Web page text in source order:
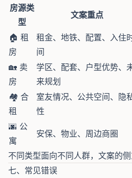
房源类
型
文案重点
🏠 租
房
租金、地铁、配置、入住
间
🏡 卖
房
学区、配套、户型优势、
来规划
🏘️ 合
租
室友情况、公共空间、隐
性
🌆 公
寓
安保、物业、周边商圈
不同类型面向不同人群，文案的侧
七、常见错误